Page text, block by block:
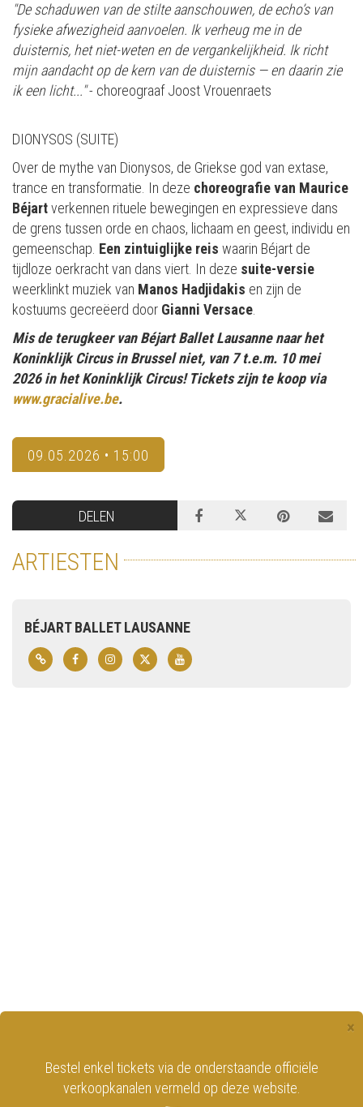
"De schaduwen van de stilte aanschouwen, de echo’s van
fysieke afwezigheid aanvoelen. Ik verheug me in de
duisternis, het niet-weten en de vergankelijkheid. Ik richt
mijn aandacht op de kern van de duisternis — en daarin zie
ik een licht..."- choreograaf Joost Vrouenraets
DIONYSOS (SUITE)
Over de mythe van Dionysos, de Griekse god van extase,
trance en transformatie. In deze choreografie van Maurice
Béjartverkennen rituele bewegingen en expressieve dans
de grens tussen orde en chaos, lichaam en geest, individu en
gemeenschap. Een zintuiglijke reis waarin Béjart de
tijdloze oerkracht van dans viert. In deze suite-versie
weerklinkt muziek van Manos Hadjidakis en zijn de
kostuums gecreëerd door Gianni Versace.
Mis de terugkeer van Béjart Ballet Lausanne naar het
Koninklijk Circus in Brussel niet, van 7 t.e.m. 10 mei
2026 in het Koninklijk Circus! Tickets zijn te koop via
www.gracialive.be.
09.05.2026 • 15:00
DELEN
ARTIESTEN
BÉJART BALLET LAUSANNE
×
Bestel enkel tickets via de onderstaande officiële
verkoopkanalen vermeld op deze website.